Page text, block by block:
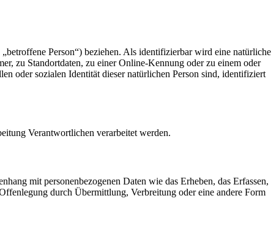
Person“) beziehen. Als identifizierbar wird eine natürliche
zu Standortdaten, zu einer Online-Kennung oder zu einem oder
oder sozialen Identität dieser natürlichen Person sind, identifiziert
Verantwortlichen verarbeitet werden.
mit personenbezogenen Daten wie das Erheben, das Erfassen,
durch Übermittlung, Verbreitung oder eine andere Form